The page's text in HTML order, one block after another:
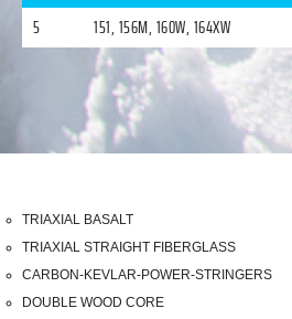
5 151, 156M, 160W, 164XW
TRIAXIAL BASALT
TRIAXIAL STRAIGHT FIBERGLASS
CARBON-KEVLAR-POWER-STRINGERS
DOUBLE WOOD CORE